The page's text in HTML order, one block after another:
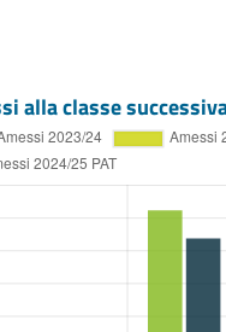
alla classe